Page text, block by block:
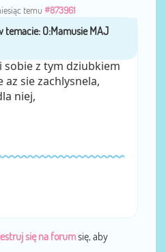
temu #873961
Daarikaa
sobie z tym dziubkiem
az sie zachlysnela,
niej,
się na forumsię, aby